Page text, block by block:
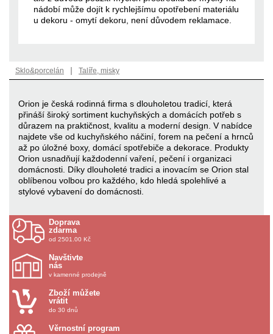
nádobí může dojít k rychlejšímu opotřebení materiálu
u dekoru - omytí dekoru, není důvodem reklamace.
Sklo&porcelán | Talíře, misky
Orion je česká rodinná firma s dlouholetou tradicí, která
přináší široký sortiment kuchyňských a domácích potřeb s
důrazem na praktičnost, kvalitu a moderní design. V nabídce
najdete vše od kuchyňského náčiní, forem na pečení a hrnců
až po úložné boxy, domácí spotřebiče a dekorace. Produkty
Orion usnadňují každodenní vaření, pečení i organizaci
domácnosti. Díky dlouholeté tradici a inovacím se Orion stal
oblíbenou volbou pro každého, kdo hledá spolehlivé a
stylové vybavení do domácnosti.
Doprava
zdarma
od 2501.00 Kč
Navštivte
nás
v kamenné prodejně
Zboží můžete
vrátit
do 30 dnů
Věrnostní program